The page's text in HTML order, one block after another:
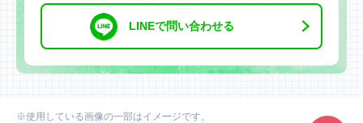
LINEで問い合わせる
※使用している画像の一部はイメージです。